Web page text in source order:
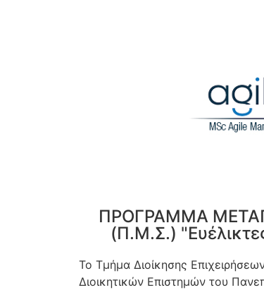
ΠΡΟΓΡΑΜΜΑ
(Π.Μ.Σ.)
Το Τμήμα Διοίκησης
Διοικητικών Επιστημών του